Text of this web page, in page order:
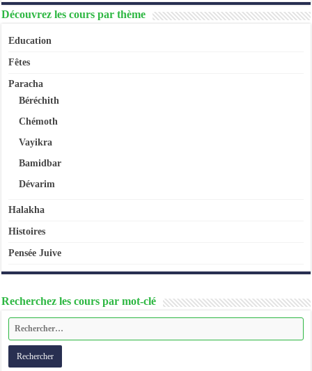
Découvrez les cours par thème
Education
Fêtes
Paracha
Béréchith
Chémoth
Vayikra
Bamidbar
Dévarim
Halakha
Histoires
Pensée Juive
Recherchez les cours par mot-clé